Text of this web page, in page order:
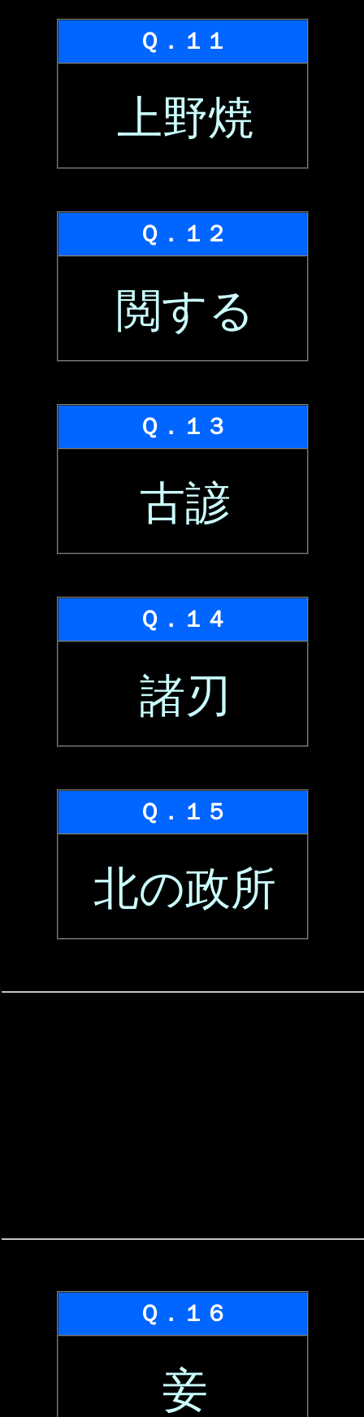
Ｑ．１１
上野焼
Ｑ．１２
閲する
Ｑ．１３
古諺
Ｑ．１４
諸刃
Ｑ．１５
北の政所
Ｑ．１６
妾